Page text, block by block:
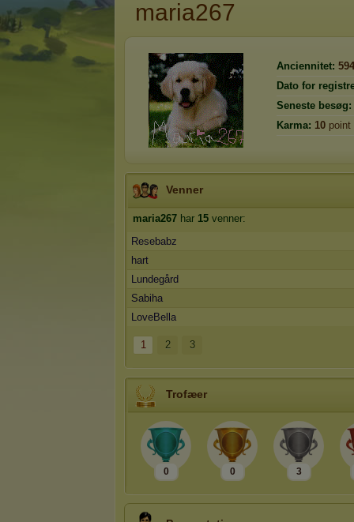
maria267
Anciennitet: 594
Dato for
Seneste besøg:
Karma: 10 point
Venner
maria267 har 15 venner:
Resebabz
hart
Lundegård
Sabiha
LoveBella
1 2 3
Trofæer
0 0 3